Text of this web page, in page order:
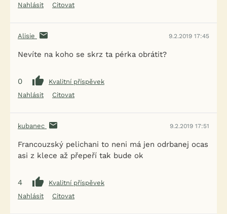
Nahlásit
Citovat
Alisie 9.2.2019 17:45
Nevíte na koho se skrz ta pérka obrátit?
0
Kvalitní příspěvek
Nahlásit
Citovat
kubanec 9.2.2019 17:51
Francouzský pelichani to neni má jen odrbanej ocas
asi z klece až přepeří tak bude ok
4
Kvalitní příspěvek
Nahlásit
Citovat